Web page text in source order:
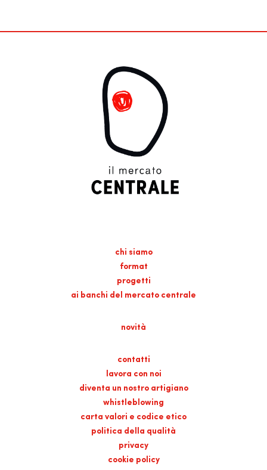
chi siamo
format
progetti
ai banchi del mercato centrale
novità
contatti
lavora con noi
diventa un nostro artigiano
whistleblowing
carta valori e codice etico
politica della qualità
privacy
cookie policy